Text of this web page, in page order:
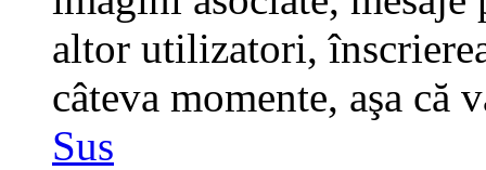
altor utilizatori,
câteva momente, aşa că
Sus